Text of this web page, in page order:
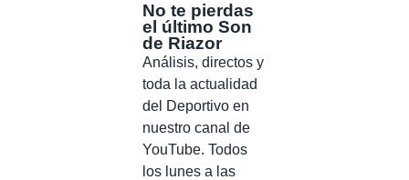
No te pierdas
el último Son
de Riazor
Análisis, directos y
toda la actualidad
del Deportivo en
nuestro canal de
YouTube. Todos
los lunes a las